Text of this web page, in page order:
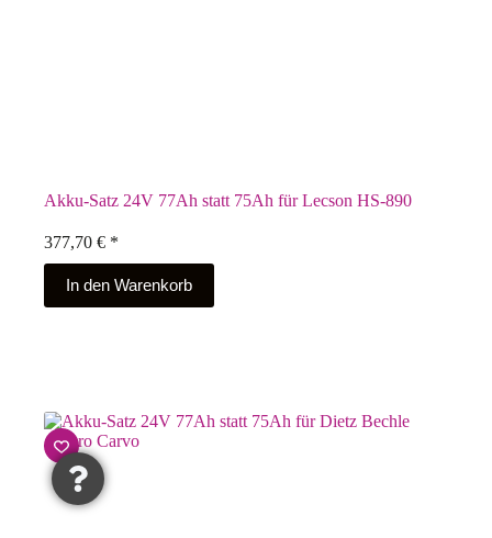
Akku-Satz 24V 77Ah statt 75Ah für Lecson HS-890
377,70 € *
In den Warenkorb